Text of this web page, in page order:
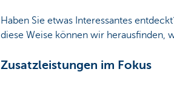
Haben Sie etwas Interessantes
diese Weise können wir herausfinden,
Zusatzleistungen im Fokus